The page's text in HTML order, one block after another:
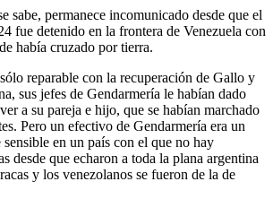
sabe, permanece incomunicado desde que el
fue detenido en la frontera de Venezuela con
había cruzado por tierra.
reparable con la recuperación de Gallo y
sus jefes de Gendarmería le habían dado
a su pareja e hijo, que se habían marchado
Pero un efectivo de Gendarmería era un
en un país con el que no hay
desde que echaron a toda la plana argentina
y los venezolanos se fueron de la de